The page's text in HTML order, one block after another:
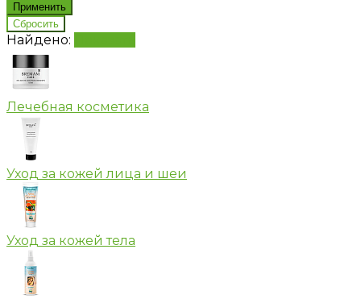
Найдено:
Лечебная косметика
Уход за кожей лица и шеи
Уход за кожей тела